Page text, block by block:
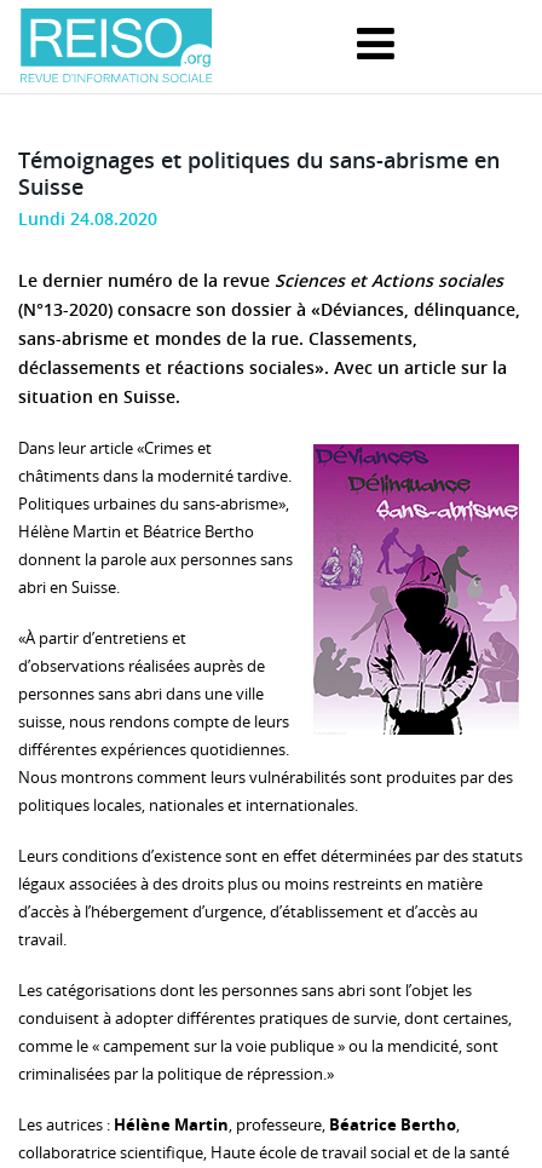
Témoignages et politiques du sans-abrisme en
Suisse
Lundi 24.08.2020
Le dernier numéro de la revue Sciences et Actions sociales
(N°13-2020) consacre son dossier à «Déviances, délinquance,
sans-abrisme et mondes de la rue. Classements,
déclassements et réactions sociales». Avec un article sur la
situation en Suisse.
Dans leur article «Crimes et
châtiments dans la modernité tardive.
Politiques urbaines du sans-abrisme»,
Hélène Martin et Béatrice Bertho
donnent la parole aux personnes sans
abri en Suisse.
«À partir d’entretiens et
d’observations réalisées auprès de
personnes sans abri dans une ville
suisse, nous rendons compte de leurs
différentes expériences quotidiennes.
Nous montrons comment leurs vulnérabilités sont produites par des
politiques locales, nationales et internationales.
Leurs conditions d’existence sont en effet déterminées par des statuts
légaux associées à des droits plus ou moins restreints en matière
d’accès à l’hébergement d’urgence, d’établissement et d’accès au
travail.
Les catégorisations dont les personnes sans abri sont l’objet les
conduisent à adopter différentes pratiques de survie, dont certaines,
comme le « campement sur la voie publique » ou la mendicité, sont
criminalisées par la politique de répression.»
Les autrices : Hélène Martin, professeure, Béatrice Bertho,
collaboratrice scientifique, Haute école de travail social et de la santé